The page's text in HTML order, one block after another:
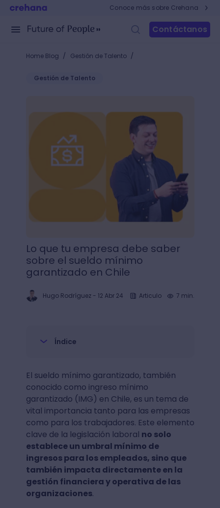
Conoce más sobre Crehana
Contáctanos
Home Blog / Gestión de Talento /
Gestión de Talento
Lo que tu empresa debe saber
sobre el sueldo mínimo
garantizado en Chile
Hugo Rodríguez- 12 Abr 24 Articulo 7 min.
Índice
El sueldo mínimo garantizado, también
conocido como ingreso mínimo
garantizado (IMG) en Chile, es un tema de
vital importancia tanto para las empresas
como para los trabajadores. Este elemento
clave de la legislación laboral no solo
establece un umbral mínimo de
ingresos para los empleados, sino que
también impacta directamente en la
gestión financiera y operativa de las
organizaciones.